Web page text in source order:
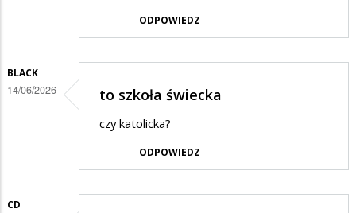
ODPOWIEDZ
BLACK
14/06/2026 to szkoła świecka
czy katolicka?
ODPOWIEDZ
CD